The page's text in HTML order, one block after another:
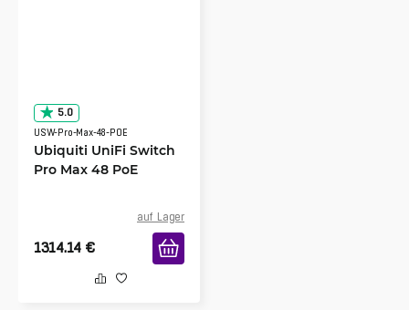
5.0
USW-Pro-Max-48-POE
Ubiquiti UniFi Switch
Pro Max 48 PoE
auf Lager
1314.14 €